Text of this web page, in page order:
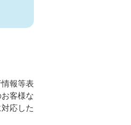
報等表
客様な
応した